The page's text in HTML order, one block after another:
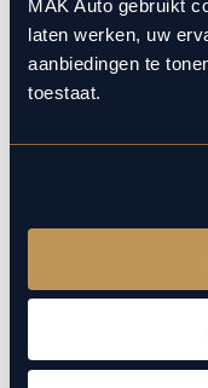
MAK Auto gebruikt
laten werken, uw
aanbiedingen te
toestaat.
verzorgen het
merkdealer, met
gerust langs in onze
Hoe weet ik welk
auto nodig heeft